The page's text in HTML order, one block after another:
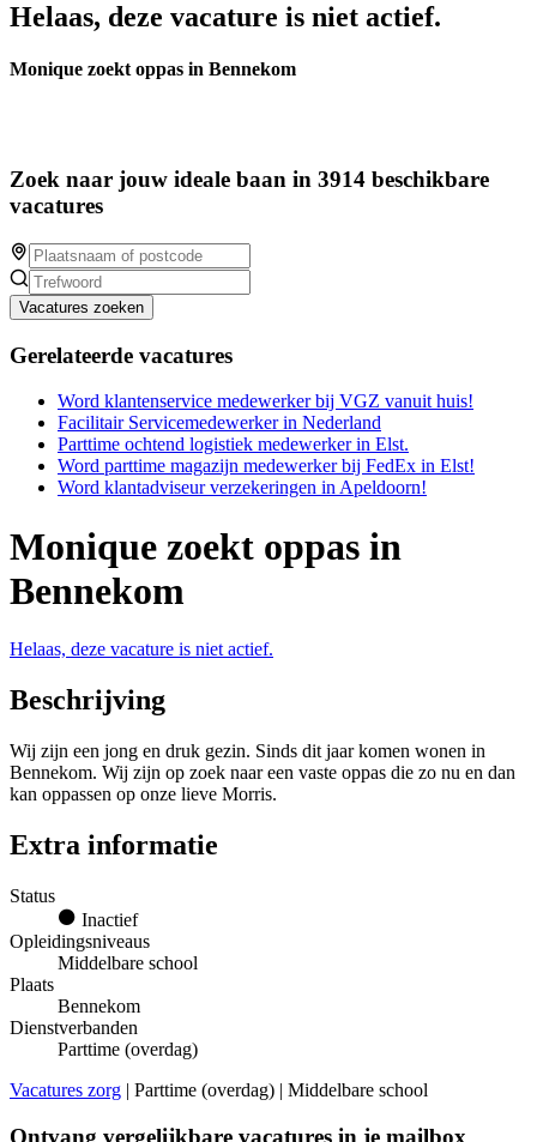
Helaas, deze vacature is niet actief.
Monique zoekt oppas in Bennekom
Zoek naar jouw ideale baan in 3914 beschikbare
vacatures
Vacatures zoeken
Gerelateerde vacatures
Word klantenservice medewerker bij VGZ vanuit huis!
Facilitair Servicemedewerker in Nederland
Parttime ochtend logistiek medewerker in Elst.
Word parttime magazijn medewerker bij FedEx in Elst!
Word klantadviseur verzekeringen in Apeldoorn!
Monique zoekt oppas in
Bennekom
Helaas, deze vacature is niet actief.
Beschrijving
Wij zijn een jong en druk gezin. Sinds dit jaar komen wonen in
Bennekom. Wij zijn op zoek naar een vaste oppas die zo nu en dan
kan oppassen op onze lieve Morris.
Extra informatie
Status
Inactief
Opleidingsniveaus
Middelbare school
Plaats
Bennekom
Dienstverbanden
Parttime (overdag)
Vacatures zorg | Parttime (overdag) | Middelbare school
Ontvang vergelijkbare vacatures in je mailbox